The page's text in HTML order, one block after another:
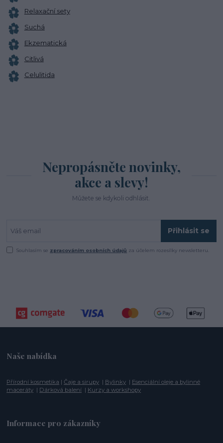
Relaxační sety
Suchá
Ekzematická
Citlivá
Celulitida
Nepropásněte novinky,
akce a slevy!
Můžete se kdykoli odhlásit.
Přihlásit se
Souhlasím se zpracováním osobních údajů za účelem rozesílky newsletteru.
Naše nabídka
Přírodní kosmetika |Čaje a sirupy | Bylinky | Esenciální oleje a bylinné
maceráty | Dárková balení | Kurzy a workshopy
Informace pro zákazníky